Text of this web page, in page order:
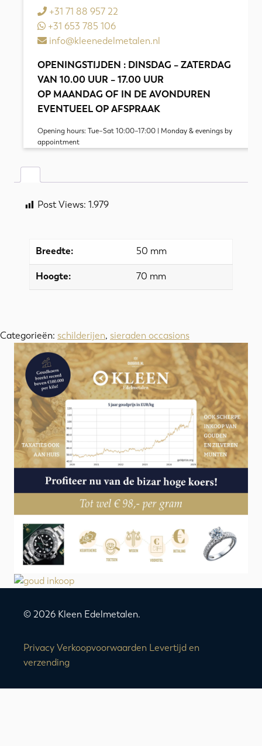
aantal
+31 71 88 957 22
+31 653 785 106
info@kleenedelmetalen.nl
OPENINGSTIJDEN : DINSDAG – ZATERDAG
VAN 10.00 UUR – 17.00 UUR
OP MAANDAG OF IN DE AVONDUREN
EVENTUEEL OP AFSPRAAK
Opening hours: Tue–Sat 10:00–17:00 | Monday & evenings by
appointment
Post Views: 1.979
Breedte: 50 mm
Hoogte: 70 mm
Categorieën: schilderijen, sieraden occasions
© 2026 Kleen Edelmetalen.
Privacy Verkoopvoorwaarden Levertijd en
verzending